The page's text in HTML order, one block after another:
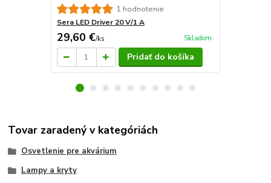
1 hodnotenie
Sera LED Driver 20 V/1 A
29,60 €/ks Skladom
Pridať do košíka
Tovar zaradený v kategóriách
Osvetlenie pre akvárium
Lampy a kryty